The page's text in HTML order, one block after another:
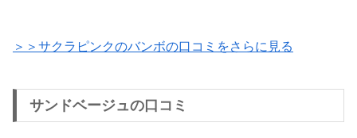
＞＞サクラピンクのバンボの口コミをさらに見る
サンドベージュの口コミ